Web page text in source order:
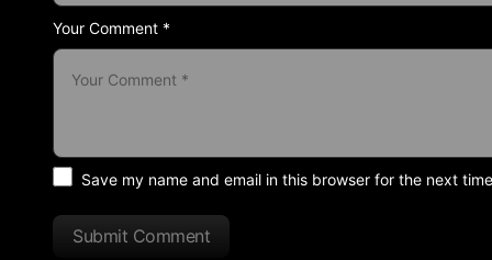
Your Comment *
Save my name and email in this browser for the next
Submit Comment